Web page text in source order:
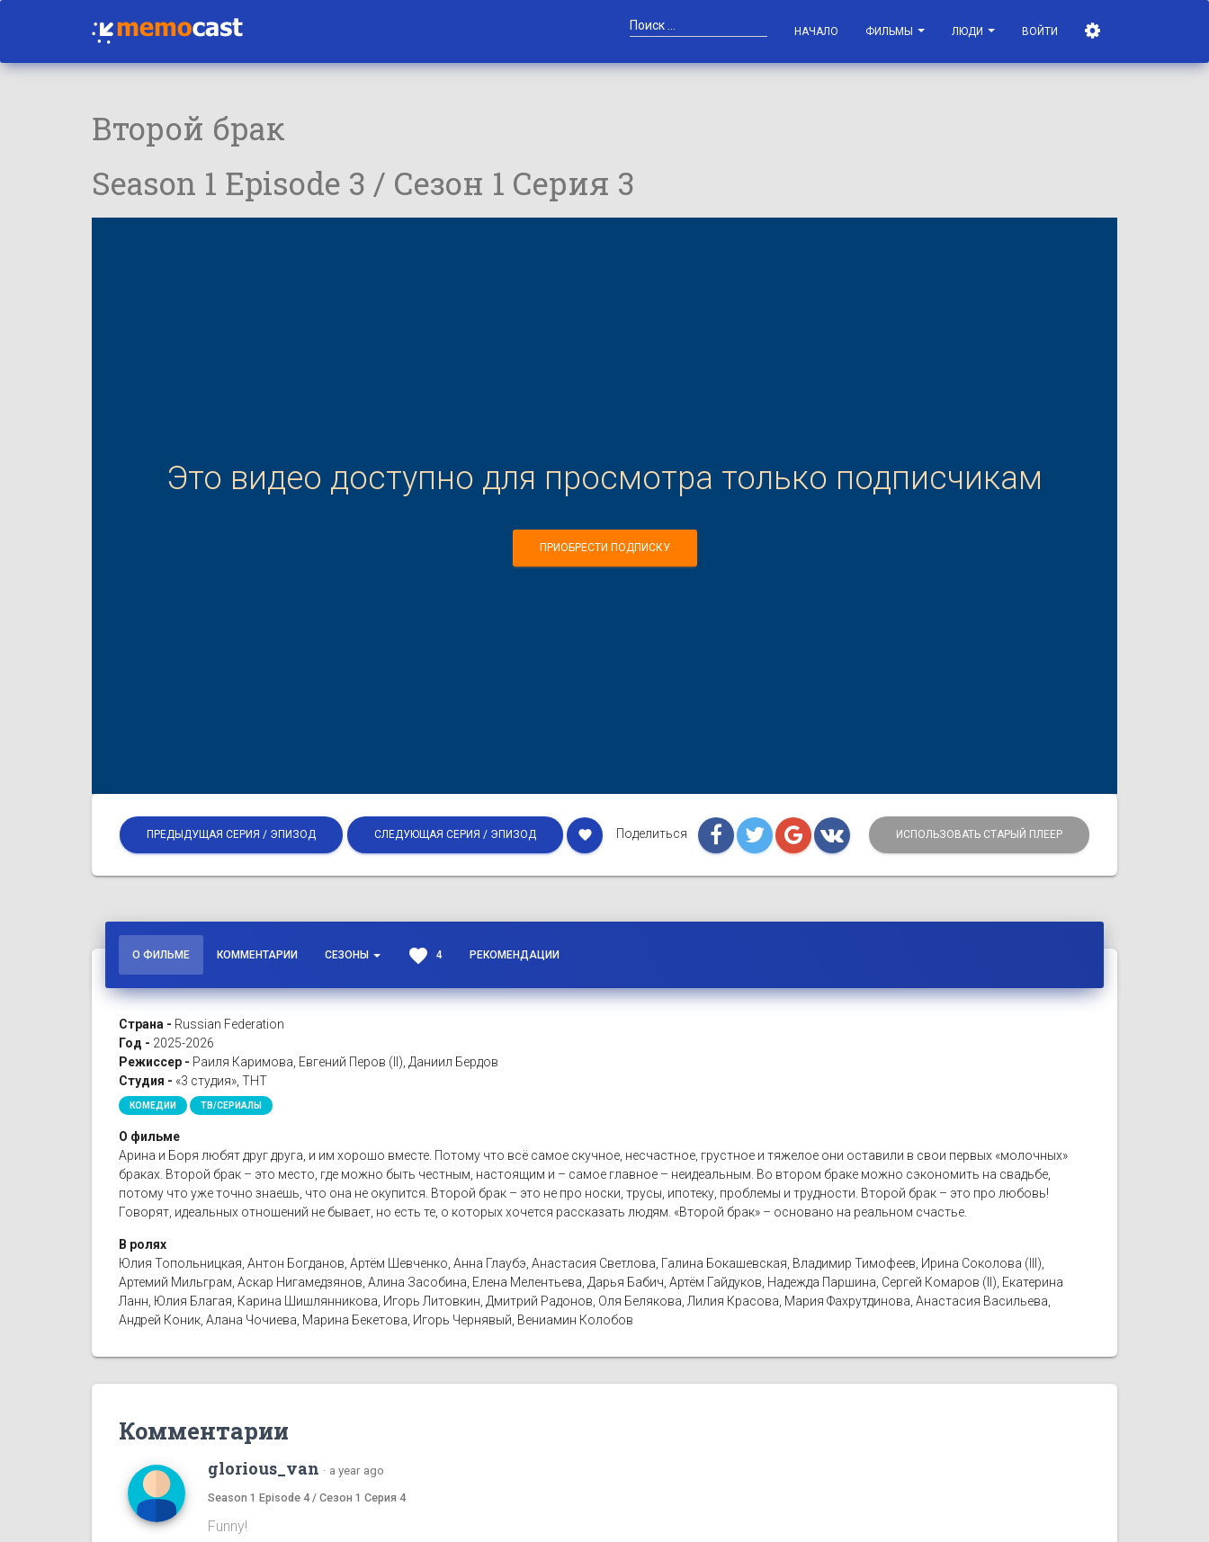
НАЧАЛО ФИЛЬМЫ ЛЮДИ ВОЙТИ
Второй брак
Season 1 Episode 3 / Сезон 1 Серия 3
Это видео доступно для просмотра только подписчикам
ПРИОБРЕСТИ ПОДПИСКУ
ПРЕДЫДУЩАЯ СЕРИЯ / ЭПИЗОД СЛЕДУЮЩАЯ СЕРИЯ / ЭПИЗОД favorite Поделиться ИСПОЛЬЗОВАТЬ СТАРЫЙ ПЛЕЕР
О ФИЛЬМЕ КОММЕНТАРИИ СЕЗОНЫ favorite 4 РЕКОМЕНДАЦИИ
Страна - Russian Federation
Год - 2025-2026
Режиссер - Раиля Каримова, Евгений Перов (II), Даниил Бердов
Студия - «3 студия», ТНТ
КОМЕДИИ ТВ/СЕРИАЛЫ
О фильме
Арина и Боря любят друг друга, и им хорошо вместе. Потому что всё самое скучное, несчастное, грустное и тяжелое они оставили в свои первых «молочных»
браках. Второй брак – это место, где можно быть честным, настоящим и – самое главное – неидеальным. Во втором браке можно сэкономить на свадьбе,
потому что уже точно знаешь, что она не окупится. Второй брак – это не про носки, трусы, ипотеку, проблемы и трудности. Второй брак – это про любовь!
Говорят, идеальных отношений не бывает, но есть те, о которых хочется рассказать людям. «Второй брак» – основано на реальном счастье.
В ролях
Юлия Топольницкая, Антон Богданов, Артём Шевченко, Анна Глаубэ, Анастасия Светлова, Галина Бокашевская, Владимир Тимофеев, Ирина Соколова (III),
Артемий Мильграм, Аскар Нигамедзянов, Алина Засобина, Елена Мелентьева, Дарья Бабич, Артём Гайдуков, Надежда Паршина, Сергей Комаров (II), Екатерина
Ланн, Юлия Благая, Карина Шишлянникова, Игорь Литовкин, Дмитрий Радонов, Оля Белякова, Лилия Красова, Мария Фахрутдинова, Анастасия Васильева,
Андрей Коник, Алана Чочиева, Марина Бекетова, Игорь Чернявый, Вениамин Колобов
Комментарии
glorious_van · a year ago
Season 1 Episode 4 / Сезон 1 Серия 4
Funny!